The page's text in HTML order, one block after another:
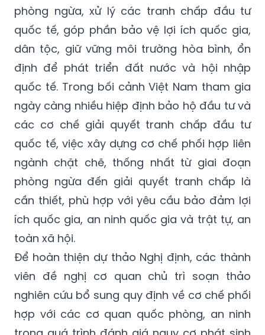
phòng ngừa, xử lý các tranh chấp đầu tư
quốc tế, góp phần bảo vệ lợi ích quốc gia,
dân tộc, giữ vững môi trường hòa bình, ổn
định để phát triển đất nước và hội nhập
quốc tế. Trong bối cảnh Việt Nam tham gia
ngày càng nhiều hiệp định bảo hộ đầu tư và
các cơ chế giải quyết tranh chấp đầu tư
quốc tế, việc xây dựng cơ chế phối hợp liên
ngành chặt chẽ, thống nhất từ giai đoạn
phòng ngừa đến giải quyết tranh chấp là
cần thiết, phù hợp với yêu cầu bảo đảm lợi
ích quốc gia, an ninh quốc gia và trật tự, an
toàn xã hội.
Để hoàn thiện dự thảo Nghị định, các thành
viên đề nghị cơ quan chủ trì soạn thảo
nghiên cứu bổ sung quy định về cơ chế phối
hợp với các cơ quan quốc phòng, an ninh